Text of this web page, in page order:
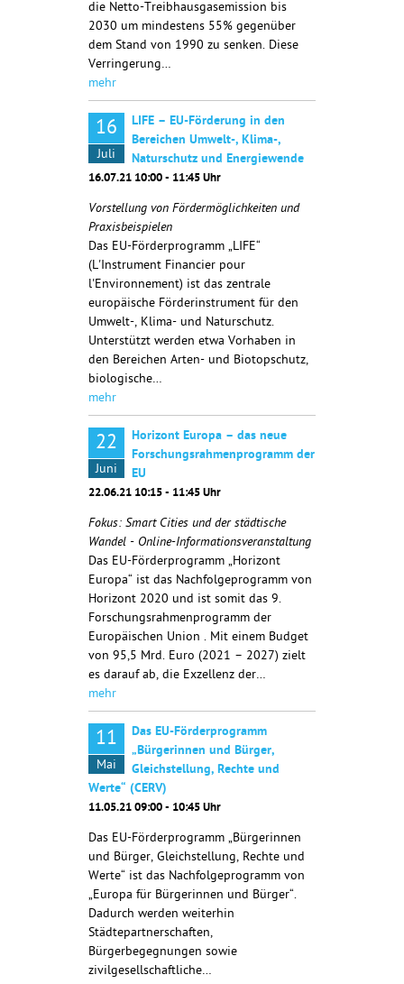
die Netto-Treibhausgasemission bis
2030 um mindestens 55% gegenüber
dem Stand von 1990 zu senken. Diese
Verringerung…
mehr
16
Juli
LIFE – EU-Förderung in den
Bereichen Umwelt-, Klima-,
Naturschutz und Energiewende
16.07.21 10:00 - 11:45 Uhr
Vorstellung von Fördermöglichkeiten und
Praxisbeispielen
Das EU-Förderprogramm „LIFE“
(L'Instrument Financier pour
l'Environnement) ist das zentrale
europäische Förderinstrument für den
Umwelt-, Klima- und Naturschutz.
Unterstützt werden etwa Vorhaben in
den Bereichen Arten- und Biotopschutz,
biologische…
mehr
22
Juni
Horizont Europa – das neue
Forschungsrahmenprogramm der
EU
22.06.21 10:15 - 11:45 Uhr
Fokus: Smart Cities und der städtische
Wandel - Online-Informationsveranstaltung
Das EU-Förderprogramm „Horizont
Europa“ ist das Nachfolgeprogramm von
Horizont 2020 und ist somit das 9.
Forschungsrahmenprogramm der
Europäischen Union . Mit einem Budget
von 95,5 Mrd. Euro (2021 – 2027) zielt
es darauf ab, die Exzellenz der…
mehr
11
Mai
Das EU-Förderprogramm
„Bürgerinnen und Bürger,
Gleichstellung, Rechte und
Werte“ (CERV)
11.05.21 09:00 - 10:45 Uhr
Das EU-Förderprogramm „Bürgerinnen
und Bürger, Gleichstellung, Rechte und
Werte“ ist das Nachfolgeprogramm von
„Europa für Bürgerinnen und Bürger“.
Dadurch werden weiterhin
Städtepartnerschaften,
Bürgerbegegnungen sowie
zivilgesellschaftliche…